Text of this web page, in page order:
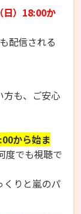
日）18:00か
配信される
方も、ご安心
から始ま
度でも視聴で
くりと嵐のパ